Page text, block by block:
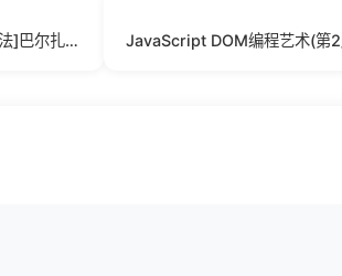
屋顶上的猫大人·译言古登堡计划 - [美]马克·吐温 [法]巴尔扎克 [美]爱伦·坡 等.pdf